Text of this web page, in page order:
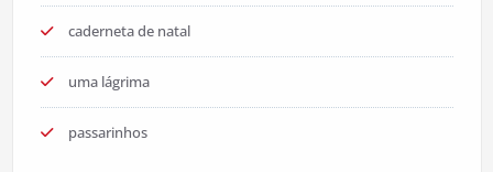
caderneta de natal
uma lágrima
passarinhos